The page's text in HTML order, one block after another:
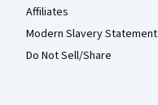
Affiliates
Modern Slavery Statement
Do Not Sell/Share